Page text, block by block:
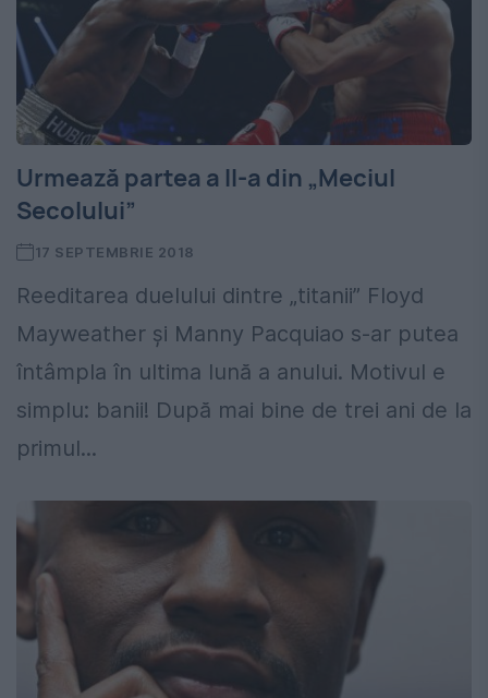
Urmează partea a II-a din „Meciul
Secolului”
17 SEPTEMBRIE 2018
Reeditarea duelului dintre „titanii” Floyd
Mayweather și Manny Pacquiao s-ar putea
întâmpla în ultima lună a anului. Motivul e
simplu: banii! După mai bine de trei ani de la
primul...